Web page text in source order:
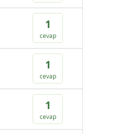
1
cevap
1
cevap
1
cevap